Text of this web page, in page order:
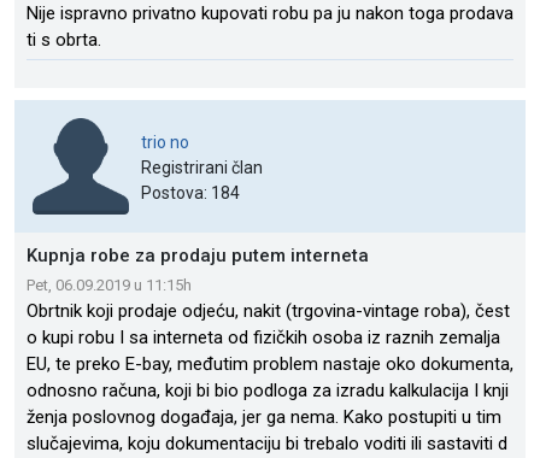
Nije ispravno privatno kupovati robu pa ju nakon toga prodava
ti s obrta.
trio no
Registrirani član
Postova: 184
Kupnja robe za prodaju putem interneta
Pet, 06.09.2019 u 11:15h
Obrtnik koji prodaje odjeću, nakit (trgovina-vintage roba), čest
o kupi robu I sa interneta od fizičkih osoba iz raznih zemalja
EU, te preko E-bay, međutim problem nastaje oko dokumenta,
odnosno računa, koji bi bio podloga za izradu kalkulacija I knji
ženja poslovnog događaja, jer ga nema. Kako postupiti u tim
slučajevima, koju dokumentaciju bi trebalo voditi ili sastaviti d